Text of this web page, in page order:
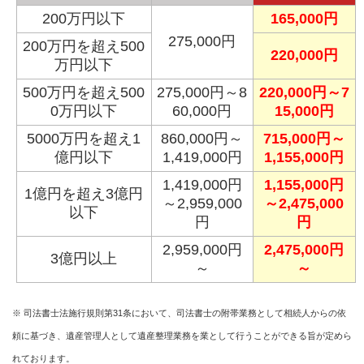
200万円以下
275,000円
165,000円
200万円を超え500
万円以下
220,000円
500万円を超え500
0万円以下
275,000円～8
60,000円
220,000円～7
15,000円
5000万円を超え1
億円以下
860,000円～
1,419,000円
715,000円～
1,155,000円
1億円を超え3億円
以下
1,419,000円
～2,959,000
円
1,155,000円
～2,475,000
円
3億円以上
2,959,000円
～
2,475,000円
～
※ 司法書士法施行規則第31条において、司法書士の附帯業務として相続人からの依
頼に基づき、遺産管理人として遺産整理業務を業として行うことができる旨が定めら
れております。